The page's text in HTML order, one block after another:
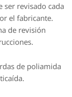
ser revisado cada
el fabricante.
de revisión
de poliamida